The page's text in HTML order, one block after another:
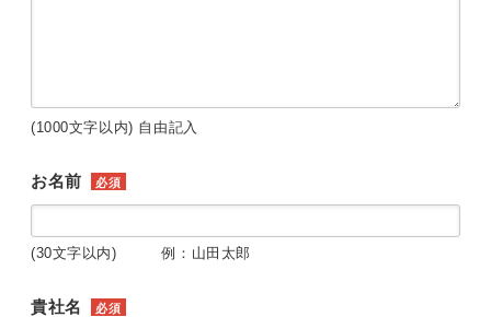
(1000文字以内) 自由記入
お名前 必須
(30文字以内) 例：山田太郎
貴社名 必須